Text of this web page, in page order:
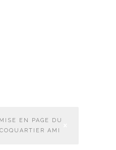
EN PAGE DU
AMI